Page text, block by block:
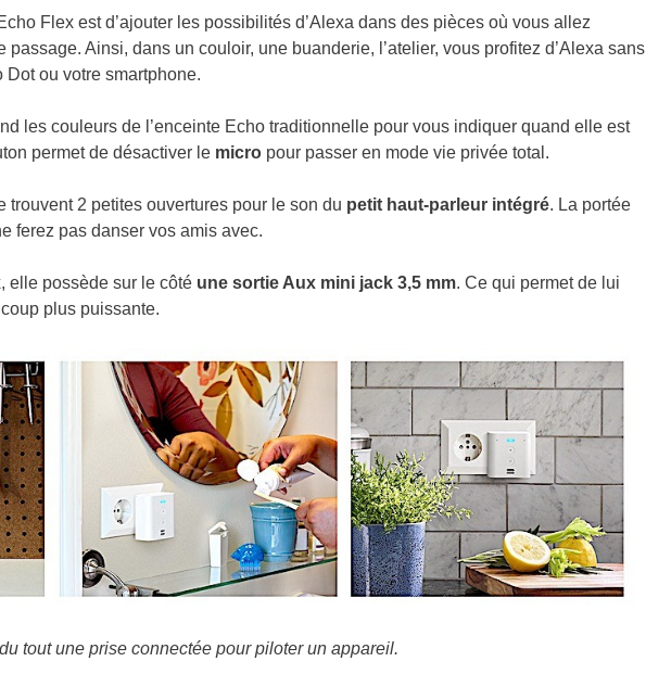
Flex est d’ajouter les possibilités d’Alexa dans des pièces où vous allez
Ainsi, dans un couloir, une buanderie, l’atelier, vous profitez d’Alexa sans
ou votre smartphone.
les couleurs de l’enceinte Echo traditionnelle pour vous indiquer quand elle est
permet de désactiver le micropour passer en mode vie privée total.
trouvent 2 petites ouvertures pour le son du petit haut-parleur intégré. La portée
ferez pas danser vos amis avec.
elle possède sur le côté une sortie Aux mini jack 3,5 mm. Ce qui permet de lui
plus puissante.
tout une prise connectée pour piloter un appareil.